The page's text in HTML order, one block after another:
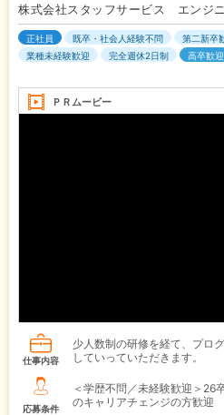
株式会社スタッフサービス エンジ
正社員 既卒・社会人経験不問 第二新卒
業種未経験歓迎
完全週休2日制 高卒歓迎
ＰＲムービー
仕事内容
少人数制の研修を経て、プロ
していっていただきます。
応募条件
＜学歴不問／未経験歓迎＞26
のキャリアチェンジの方歓迎